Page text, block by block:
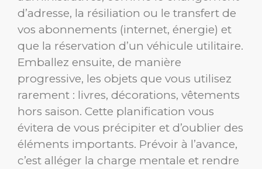
d’adresse, la résiliation ou le transfert de
vos abonnements (internet, énergie) et
que la réservation d’un véhicule utilitaire.
Emballez ensuite, de manière
progressive, les objets que vous utilisez
rarement : livres, décorations, vêtements
hors saison. Cette planification vous
évitera de vous précipiter et d’oublier des
éléments importants. Prévoir à l’avance,
c’est alléger la charge mentale et rendre